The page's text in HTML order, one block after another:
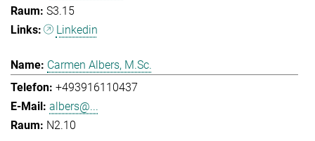
S3.15
Linkedin
Carmen Albers, M.Sc.
+493916110437
albers@...
N2.10